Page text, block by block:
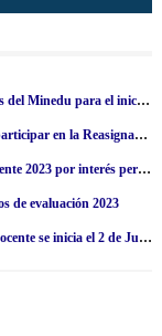
AÑO ESCOLAR 2024: últimas noticias y anuncios del Minedu para el inicio de clases el 11 de marzo
MINEDU: Requisitos y fechas importantes para participar en la Reasignación Docente 2023
Publicación final de Plazas para Reasignación Docente 2023 por interés personal y unidad familiar [ACTUALIZADO]
de evaluación 2023
MINEDU: Inscripción única para Reasignación Docente se inicia el 2 de Junio 2023 (Ver cronograma)